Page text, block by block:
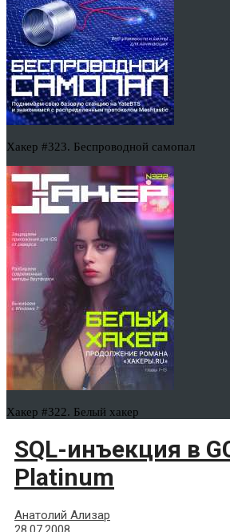
Хакер #323. Беспроводной самопал
Хакер #322. Белый хакер
SQL-инъекция в
Platinum
Анатолий Ализар